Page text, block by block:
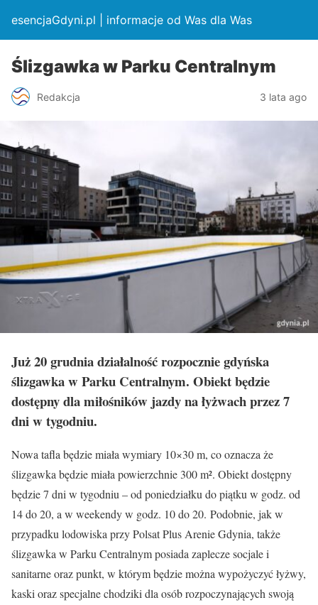
esencjaGdyni.pl | informacje od Was dla Was
Ślizgawka w Parku Centralnym
Redakcja 3 lata ago
Już 20 grudnia działalność rozpocznie gdyńska
ślizgawka w Parku Centralnym. Obiekt będzie
dostępny dla miłośników jazdy na łyżwach przez 7
dni w tygodniu.
Nowa tafla będzie miała wymiary 10×30 m, co oznacza że
ślizgawka będzie miała powierzchnie 300 m². Obiekt dostępny
będzie 7 dni w tygodniu – od poniedziałku do piątku w godz. od
14 do 20, a w weekendy w godz. 10 do 20. Podobnie, jak w
przypadku lodowiska przy Polsat Plus Arenie Gdynia, także
ślizgawka w Parku Centralnym posiada zaplecze socjale i
sanitarne oraz punkt, w którym będzie można wypożyczyć łyżwy,
kaski oraz specjalne chodziki dla osób rozpoczynających swoją